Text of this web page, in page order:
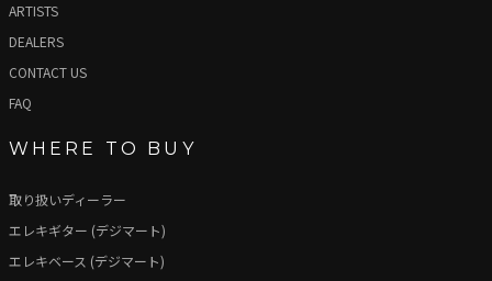
ARTISTS
DEALERS
CONTACT US
FAQ
WHERE TO BUY
取り扱いディーラー
エレキギター (デジマート)
エレキベース (デジマート)